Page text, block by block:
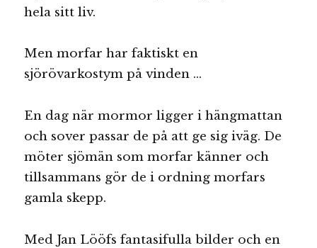
hela sitt liv.
Men morfar har faktiskt en
sjörövarkostym på vinden …
En dag när mormor ligger i hängmattan
och sover passar de på att ge sig iväg. De
möter sjömän som morfar känner och
tillsammans gör de i ordning morfars
gamla skepp.
Med Jan Lööfs fantasifulla bilder och en